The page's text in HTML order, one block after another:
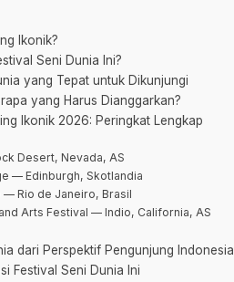
Ikonik?
Seni Dunia Ini?
yang Tepat untuk Dikunjungi
yang Harus Dianggarkan?
Ikonik 2026: Peringkat Lengkap
Desert, Nevada, AS
— Edinburgh, Skotlandia
— Rio de Janeiro, Brasil
Arts Festival — Indio, California, AS
dari Perspektif Pengunjung Indonesia
Festival Seni Dunia Ini